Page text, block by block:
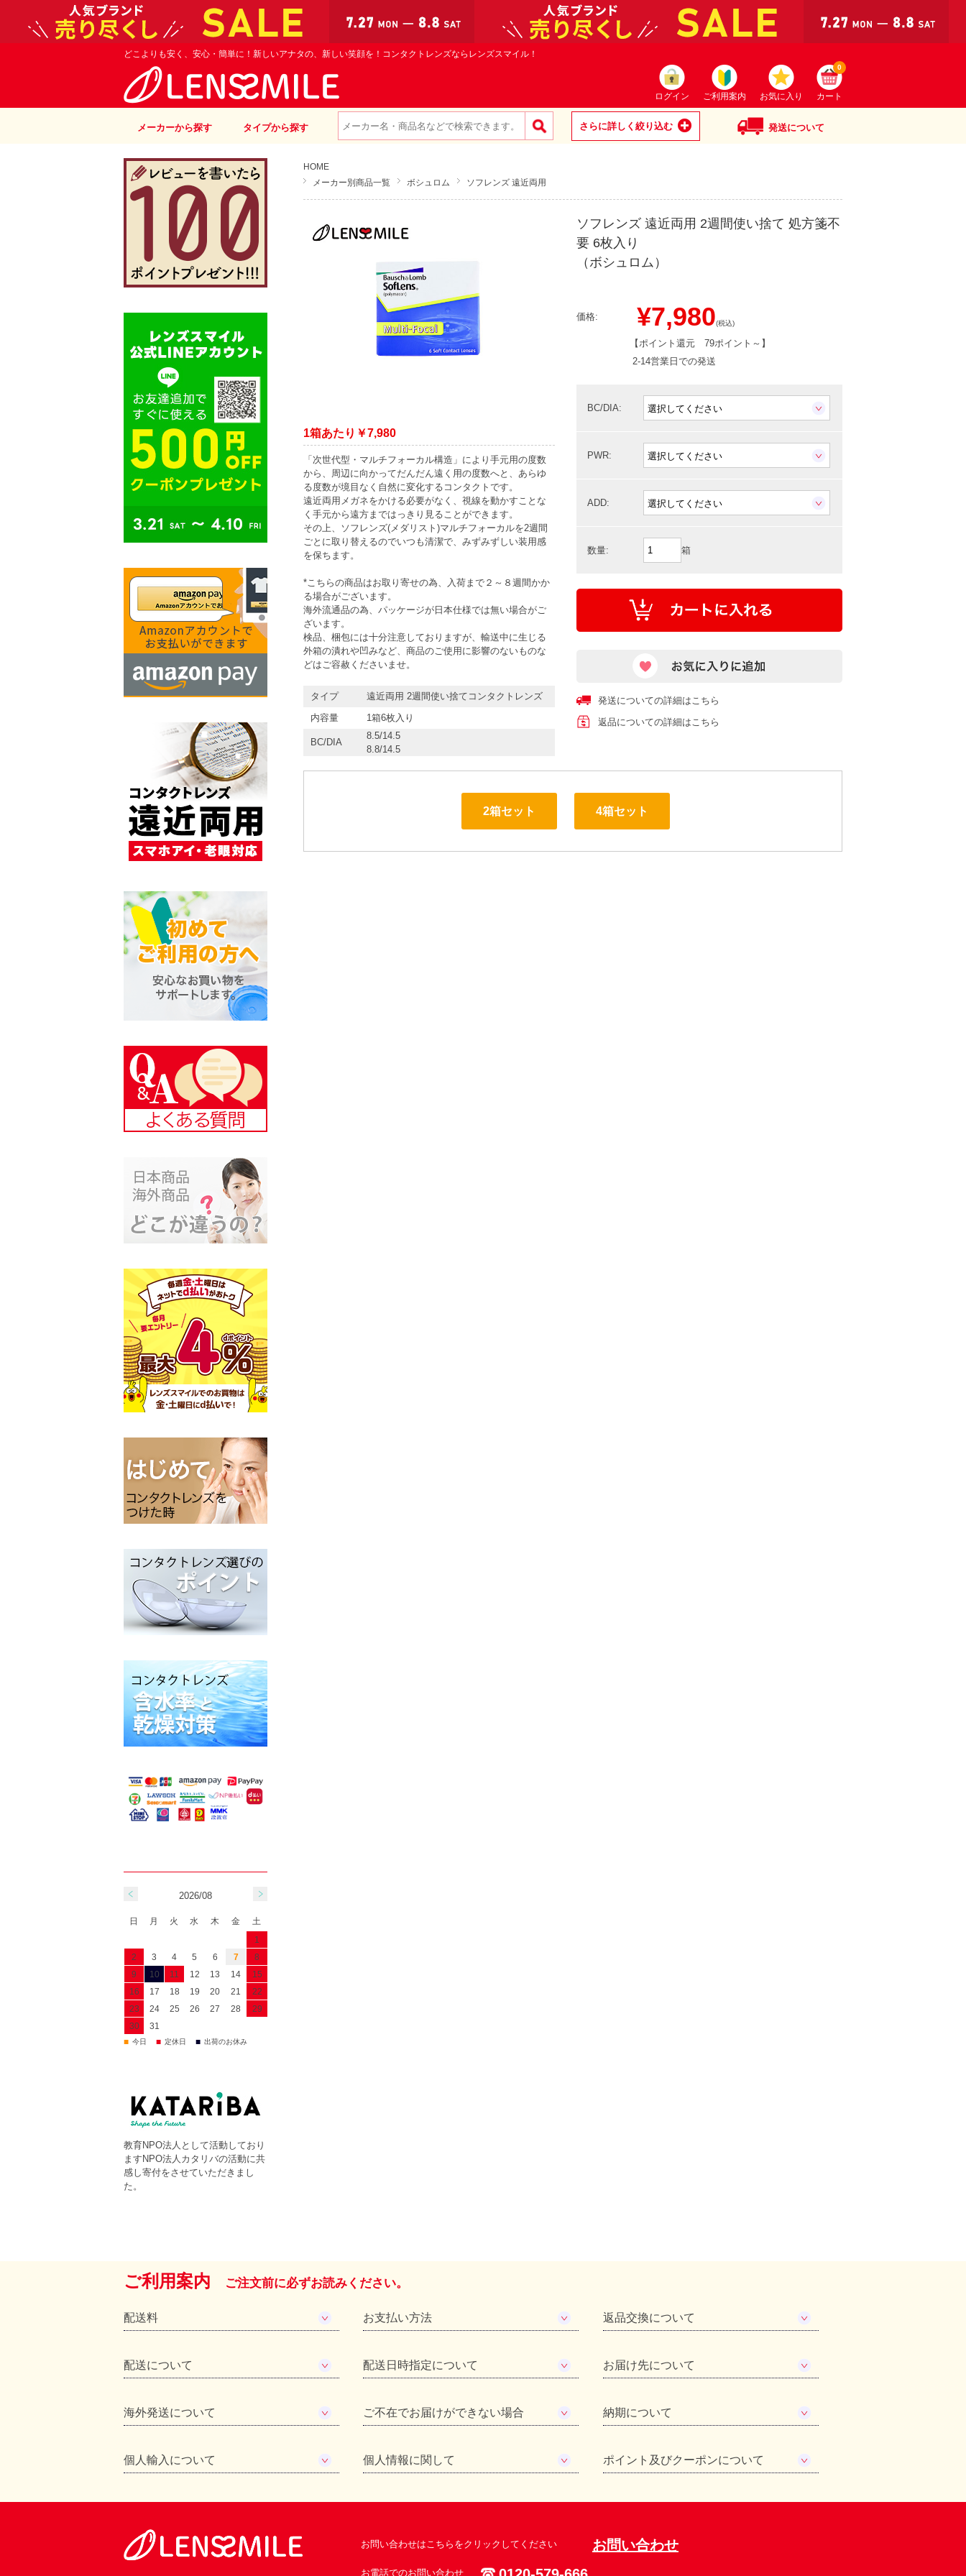
どこよりも安く、安心・簡単に！新しいアナタの、新しい笑顔を！コンタクトレンズならレンズスマイル！
ログイン ご利用案内 お気に入り カート
0
メーカーから探す タイプから探す さらに詳しく絞り込む 発送について
HOME
メーカー別商品一覧
ボシュロム ソフレンズ 遠近両用
1箱あたり￥7,980
「次世代型・マルチフォーカル構造」により手元用の度数
から、周辺に向かってだんだん遠く用の度数へと、あらゆ
る度数が境目なく自然に変化するコンタクトです。
遠近両用メガネをかける必要がなく、視線を動かすことな
く手元から遠方まではっきり見ることができます。
その上、ソフレンズ(メダリスト)マルチフォーカルを2週間
ごとに取り替えるのでいつも清潔で、みずみずしい装用感
を保ちます。
*こちらの商品はお取り寄せの為、入荷まで２～８週間かか
る場合がございます。
海外流通品の為、パッケージが日本仕様では無い場合がご
ざいます。
検品、梱包には十分注意しておりますが、輸送中に生じる
外箱の潰れや凹みなど、商品のご使用に影響のないものな
どはご容赦くださいませ。
タイプ
遠近両用 2週間使い捨てコンタクトレンズ
内容量
1箱6枚入り
BC/DIA
8.5/14.5
8.8/14.5
ソフレンズ 遠近両用 2週間使い捨て 処方箋不
要 6枚入り
（ボシュロム）
価格: ¥7,980(税込)
【ポイント還元 79ポイント～ 】
2-14営業日での発送
BC/DIA:
PWR:
ADD:
数量: 箱
発送についての詳細はこちら
返品についての詳細はこちら
2箱セット 4箱セット
2026/08
日 月 火 水 木 金
土
1
2
3 4 5 6 7
8
9
10 11 12 13 14
15
16
17 18 19 20 21
22
23
24 25 26 27 28
29
30
31
■ 今日 ■ 定休日 ■ 出荷のお休み
教育NPO法人として活動しており
ますNPO法人カタリバの活動に共
感し寄付をさせていただきまし
た。
ご利用案内 ご注文前に必ずお読みください。
配送料 お支払い方法 返品交換について
配送について 配送日時指定について お届け先について
海外発送について ご不在でお届けができない場合 納期について
個人輸入について 個人情報に関して ポイント及びクーポンについて
お問い合わせはこちらをクリックしてください お問い合わせ
お電話でのお問い合わせ